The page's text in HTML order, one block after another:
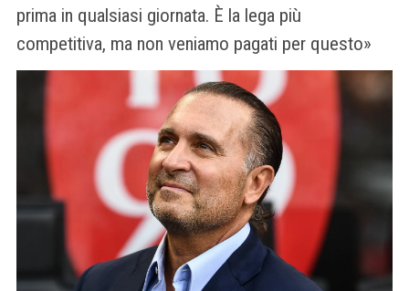
prima in qualsiasi giornata. È la lega più
competitiva, ma non veniamo pagati per questo»